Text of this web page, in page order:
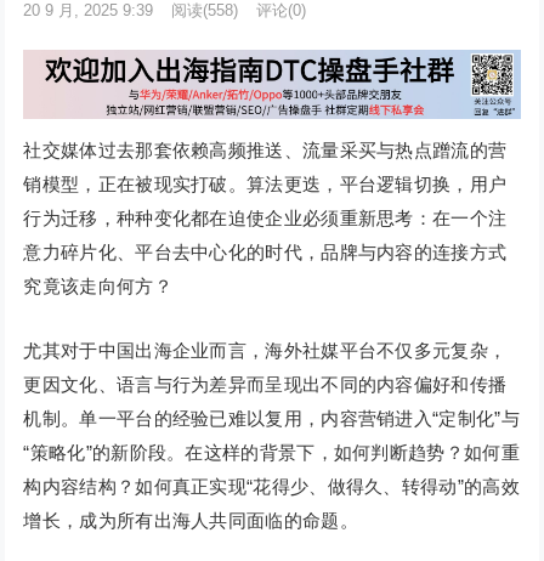
20 9 月, 2025 9:39 阅读(558) 评论(0)
社交媒体过去那套依赖高频推送、流量采买与热点蹭流的营
销模型，正在被现实打破。算法更迭，平台逻辑切换，用户
行为迁移，种种变化都在迫使企业必须重新思考：在一个注
意力碎片化、平台去中心化的时代，品牌与内容的连接方式
究竟该走向何方？
尤其对于中国出海企业而言，海外社媒平台不仅多元复杂，
更因文化、语言与行为差异而呈现出不同的内容偏好和传播
机制。单一平台的经验已难以复用，内容营销进入“定制化”与
“策略化”的新阶段。在这样的背景下，如何判断趋势？如何重
构内容结构？如何真正实现“花得少、做得久、转得动”的高效
增长，成为所有出海人共同面临的命题。